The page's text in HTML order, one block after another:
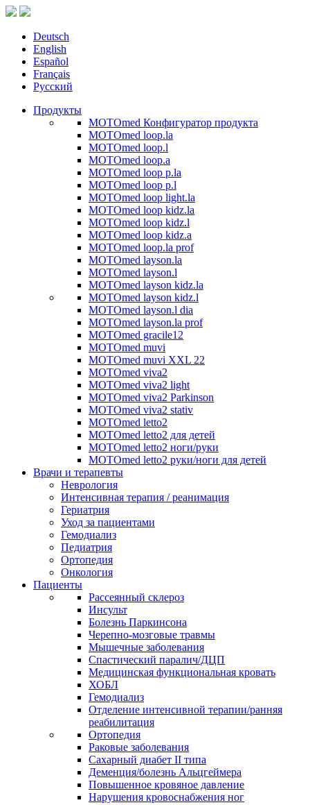
Deutsch
English
Español
Français
Русский
Продукты
MOTOmed Конфигуратор продукта
MOTOmed loop.la
MOTOmed loop.l
MOTOmed loop.a
MOTOmed loop p.la
MOTOmed loop p.l
MOTOmed loop light.la
MOTOmed loop kidz.la
MOTOmed loop kidz.l
MOTOmed loop kidz.a
MOTOmed loop.la prof
MOTOmed layson.la
MOTOmed layson.l
MOTOmed layson kidz.la
MOTOmed layson kidz.l
MOTOmed layson.l dia
MOTOmed layson.la prof
MOTOmed gracile12
MOTOmed muvi
MOTOmed muvi XXL 22
MOTOmed viva2
MOTOmed viva2 light
MOTOmed viva2 Parkinson
MOTOmed viva2 stativ
MOTOmed letto2
MOTOmed letto2 для детей
MOTOmed letto2 ноги/руки
MOTOmed letto2 руки/ноги для детей
Врачи и терапевты
Неврология
Интенсивная терапия / реанимация
Гериатрия
Уход за пациентами
Гемодиализ
Педиатрия
Ортопедия
Онкология
Пациенты
Рассеянный склероз
Инсульт
Болезнь Паркинсона
Черепно-мозговые травмы
Мышечные заболевания
Спастический паралич/ДЦП
Медицинская функциональная кровать
ХОБЛ
Гемодиализ
Отделение интенсивной терапии/ранняя
реабилитация
Ортопедия
Раковые заболевания
Сахарный диабет II типа
Деменция/болезнь Альцгеймера
Повышенное кровяное давление
Нарушения кровоснабжения ног